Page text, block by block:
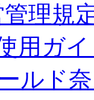
理規
用ガ
ルド